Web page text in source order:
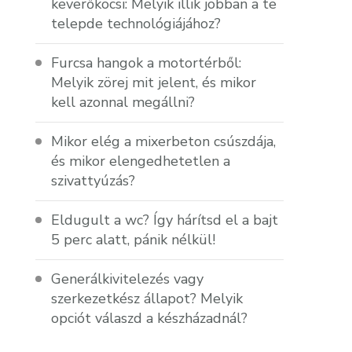
keverőkocsi: Melyik illik jobban a te
telepde technológiájához?
Furcsa hangok a motortérből:
Melyik zörej mit jelent, és mikor
kell azonnal megállni?
Mikor elég a mixerbeton csúszdája,
és mikor elengedhetetlen a
szivattyúzás?
Eldugult a wc? Így hárítsd el a bajt
5 perc alatt, pánik nélkül!
Generálkivitelezés vagy
szerkezetkész állapot? Melyik
opciót válaszd a készházadnál?